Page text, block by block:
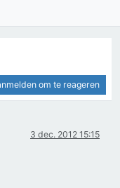
om te reageren
3 dec. 2012 15:15